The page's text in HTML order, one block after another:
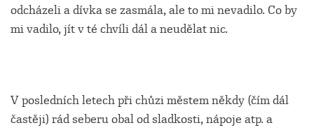
odcházeli a dívka se zasmála, ale to mi nevadilo. Co by
mi vadilo, jít v té chvíli dál a neudělat nic.
V posledních letech při chůzi městem někdy (čím dál
častěji) rád seberu obal od sladkosti, nápoje atp. a